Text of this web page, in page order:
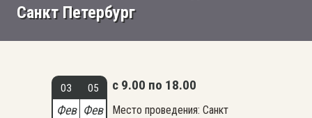
Санкт Петербург
03
Фев
05
Фев
с 9.00 по 18.00
Место проведения: Санкт